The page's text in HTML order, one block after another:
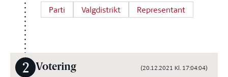
Parti Valgdistrikt Representant
2 Votering (20.12.2021 Kl. 17:04:04)